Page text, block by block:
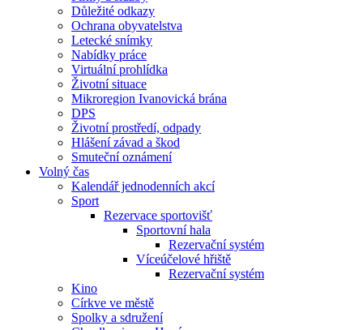
Důležité odkazy
Ochrana obyvatelstva
Letecké snímky
Nabídky práce
Virtuální prohlídka
Životní situace
Mikroregion Ivanovická brána
DPS
Životní prostředí, odpady
Hlášení závad a škod
Smuteční oznámení
Volný čas
Kalendář jednodenních akcí
Sport
Rezervace sportovišť
Sportovní hala
Rezervační systém
Víceúčelové hřiště
Rezervační systém
Kino
Církve ve městě
Spolky a sdružení